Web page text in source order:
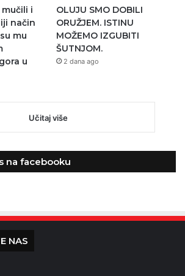
mučili i
način
mu
u
OLUJU SMO DOBILI
ORUŽJEM. ISTINU
MOŽEMO IZGUBITI
ŠUTNJOM.
2 dana ago
Učitaj više
na facebooku
NAS